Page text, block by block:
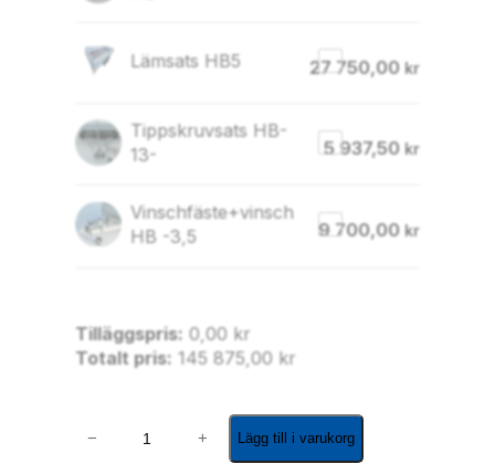
Lämsats HB5 27 750,00 kr
Tippskruvsats HB-
13-
5 937,50 kr
Vinschfäste+vinsch
HB -3,5
9 700,00 kr
Tilläggspris: 0,00 kr
Totalt pris: 145 875,00 kr
− + Lägg till i varukorg